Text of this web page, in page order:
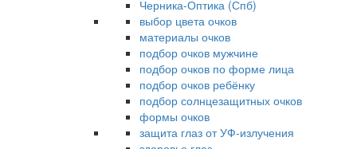
Черника-Оптика (Спб)
выбор цвета очков
материалы очков
подбор очков мужчине
подбор очков по форме лица
подбор очков ребёнку
подбор солнцезащитных очков
формы очков
защита глаз от УФ-излучения